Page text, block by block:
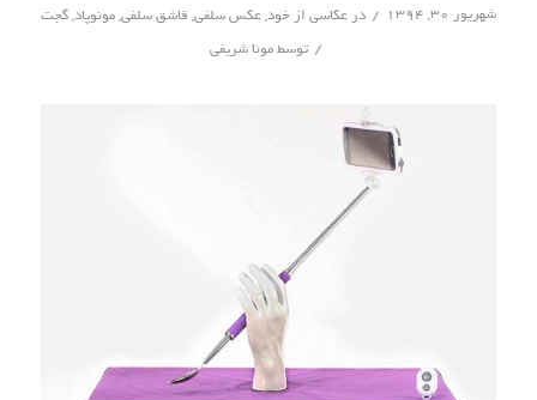
شهریور ۳۰, ۱۳۹۴ / درعکاسی از خود,عکس سلفی, قاشق سلفی,مونوپاد,گجت
/ توسطمونا شریفی